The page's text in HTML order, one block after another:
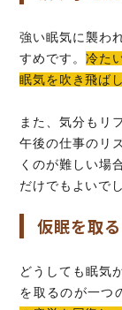
強い眠気に襲わ
すめです。冷た
眠気を吹き飛ば
また、気分もリ
午後の仕事のリ
くのが難しい場
だけでもよいで
仮眠を取る
どうしても眠気
を取るのが一つ